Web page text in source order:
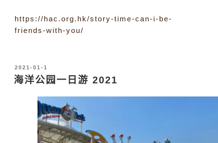
https://hac.org.hk/story-time-can-i-be-
friends-with-you/
发
布
于
2021-01-1
海洋公园一日游 2021